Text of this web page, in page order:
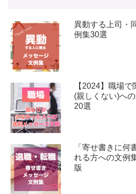
異動する上司・
例集30選
【2024】職場
(親しくない)へ
20選
「寄せ書きに何
れる方への文例
版